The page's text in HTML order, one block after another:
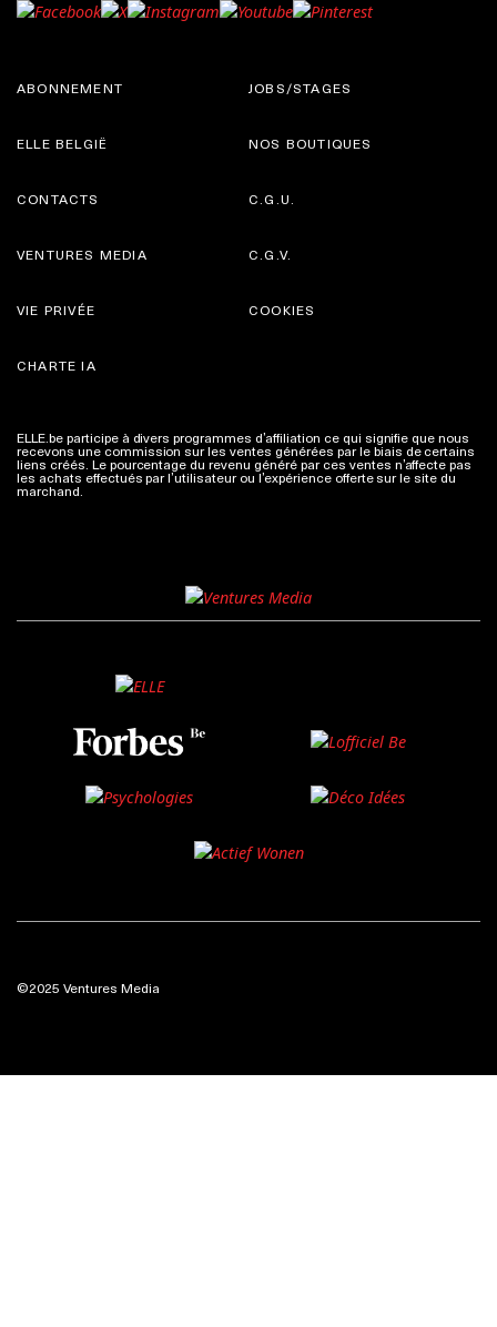
ABONNEMENT
ELLE BELGIË
JOBS/STAGES
NOS BOUTIQUES
CONTACTS
VENTURES MEDIA
C.G.U.
C.G.V.
VIE PRIVÉE
CHARTE IA
COOKIES
ELLE.be participe à divers programmes d’affiliation ce qui signifie que nous
recevons une commission sur les ventes générées par le biais de certains
liens créés. Le pourcentage du revenu généré par ces ventes n’affecte pas
les achats effectués par l’utilisateur ou l’expérience offerte sur le site du
marchand. Plus d'infos
©2025 Ventures Media